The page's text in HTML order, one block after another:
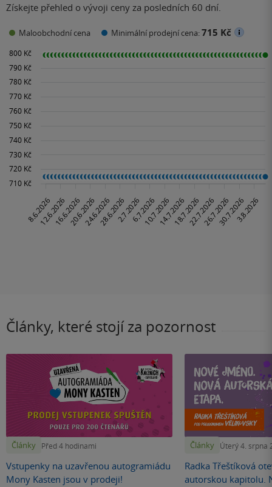
Získejte přehled o vývoji ceny za posledních 60 dní.
Maloobchodní cena Minimální prodejní cena:715 Kč
Články, které stojí za pozornost
Články Před 4 hodinami
Vstupenky na uzavřenou autogramiádu
Mony Kasten jsou v prodeji!
Články Úterý 4. srpna
Radka Třeštíková
autorskou kapitolu.